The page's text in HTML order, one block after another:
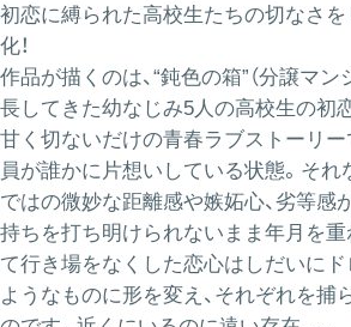
初恋に縛られた高校生たちの切なさ
化！
作品が描くのは、“鈍色の箱”（分譲マ
長してきた幼なじみ5人の高校生の初
甘く切ないだけの青春ラブストーリー
員が誰かに片想いしている状態。それ
ではの微妙な距離感や嫉妬心、劣等感
持ちを打ち明けられないまま年月を重
て行き場をなくした恋心はしだいに
ようなものに形を変え、それぞれを捕